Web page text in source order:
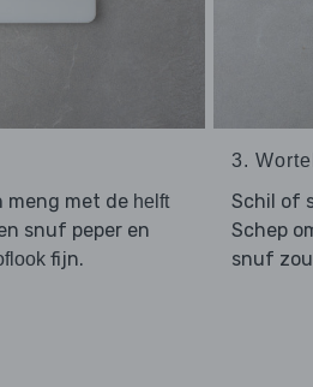
meng met de helft
snuf peper en
fijn.
3.
Schil of
Schep
snuf